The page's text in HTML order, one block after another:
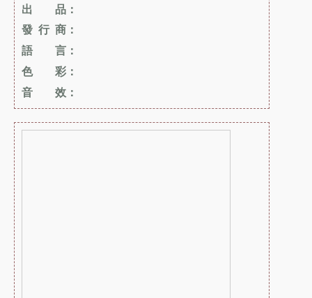
出 品：
發 行 商：
語 言：
色 彩：
音 效：